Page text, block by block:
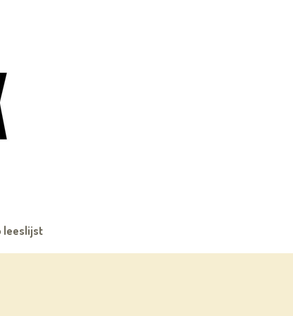
leeslijst